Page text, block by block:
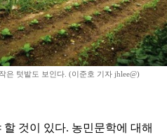
은 텃밭도 보인다. (이준호 기자 jhlee@)
것이 있다. 농민문학에 대해